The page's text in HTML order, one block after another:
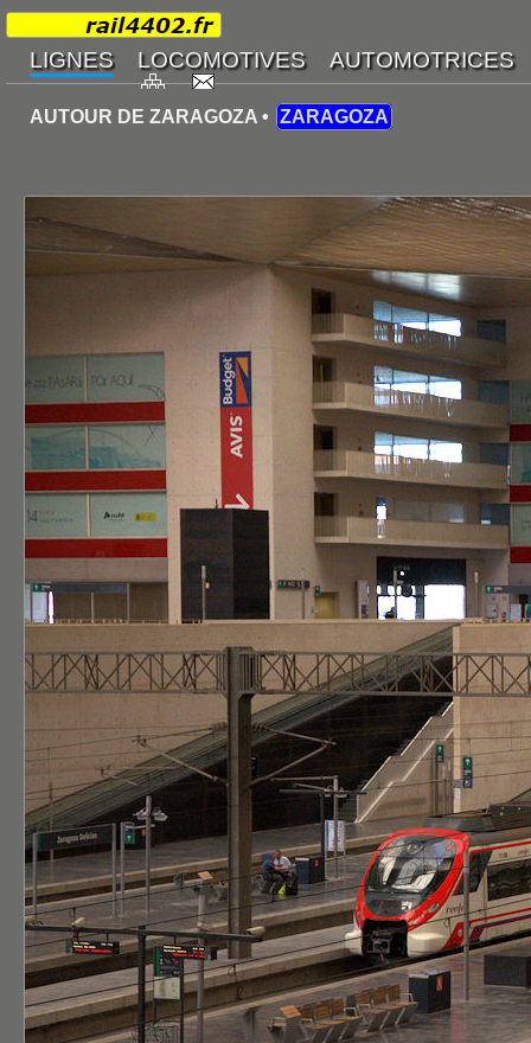
AUTOUR DE ZARAGOZA • ZARAGOZA